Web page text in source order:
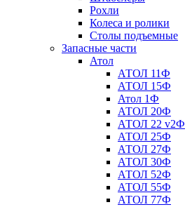
Рохли
Колеса и ролики
Столы подъемные
Запасные части
Атол
АТОЛ 11Ф
АТОЛ 15Ф
Атол 1Ф
АТОЛ 20Ф
АТОЛ 22 v2Ф
АТОЛ 25Ф
АТОЛ 27Ф
АТОЛ 30Ф
АТОЛ 52Ф
АТОЛ 55Ф
АТОЛ 77Ф